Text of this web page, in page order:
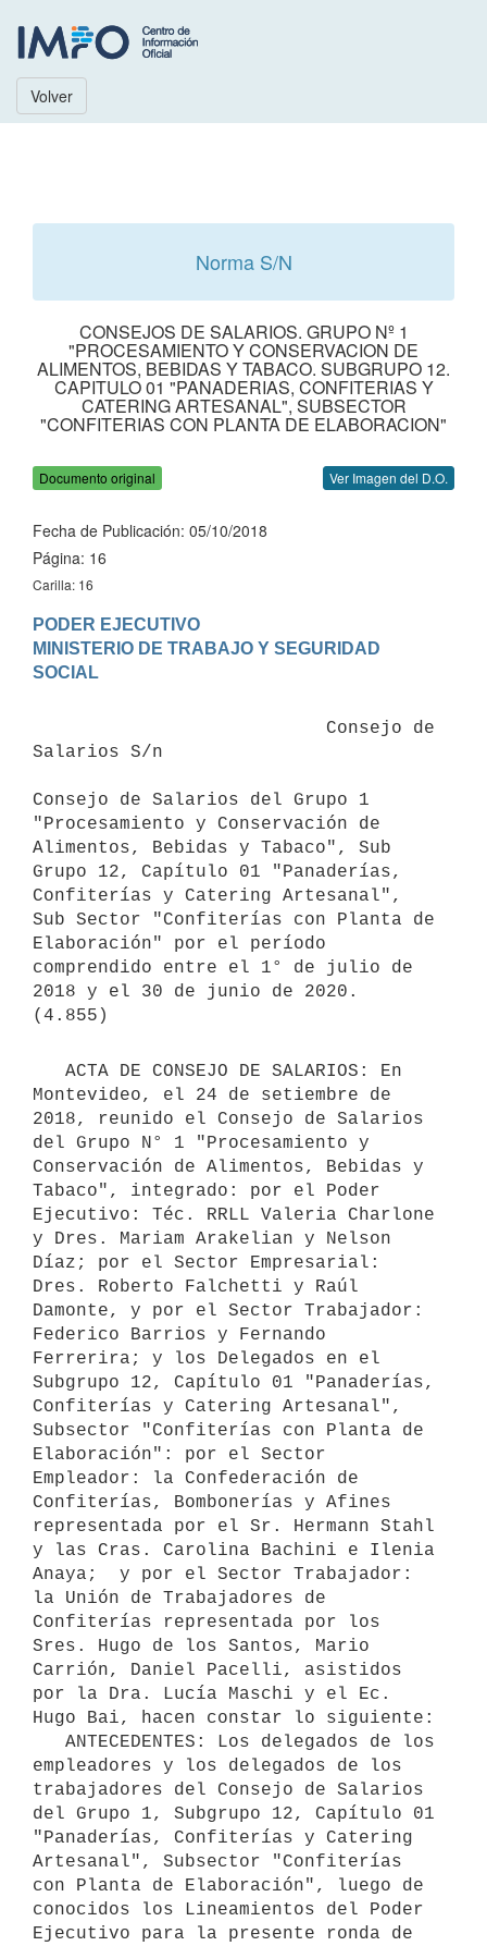
Volver
Norma S/N
CONSEJOS DE SALARIOS. GRUPO Nº 1
"PROCESAMIENTO Y CONSERVACION DE
ALIMENTOS, BEBIDAS Y TABACO. SUBGRUPO 12.
CAPITULO 01 "PANADERIAS, CONFITERIAS Y
CATERING ARTESANAL", SUBSECTOR
"CONFITERIAS CON PLANTA DE ELABORACION"
Documento original Ver Imagen del D.O.
Fecha de Publicación: 05/10/2018
Página: 16
Carilla: 16
PODER EJECUTIVO
MINISTERIO DE TRABAJO Y SEGURIDAD
Salarios S/n
Consejo de Salarios del Grupo 1
"Procesamiento y Conservación de
Alimentos, Bebidas y Tabaco", Sub
Grupo 12, Capítulo 01 "Panaderías,
Confiterías y Catering Artesanal",
Sub Sector "Confiterías con Planta de
Elaboración" por el período
comprendido entre el 1° de julio de
2018 y el 30 de junio de 2020.
Montevideo, el 24 de setiembre de
2018, reunido el Consejo de Salarios
del Grupo N° 1 "Procesamiento y
Conservación de Alimentos, Bebidas y
Tabaco", integrado: por el Poder
Ejecutivo: Téc. RRLL Valeria Charlone
y Dres. Mariam Arakelian y Nelson
Díaz; por el Sector Empresarial:
Dres. Roberto Falchetti y Raúl
Damonte, y por el Sector Trabajador:
Federico Barrios y Fernando
Ferrerira; y los Delegados en el
Subgrupo 12, Capítulo 01 "Panaderías,
Confiterías y Catering Artesanal",
Subsector "Confiterías con Planta de
Elaboración": por el Sector
Empleador: la Confederación de
Confiterías, Bombonerías y Afines
representada por el Sr. Hermann Stahl
y las Cras. Carolina Bachini e Ilenia
Anaya;  y por el Sector Trabajador:
la Unión de Trabajadores de
Confiterías representada por los
Sres. Hugo de los Santos, Mario
Carrión, Daniel Pacelli, asistidos
por la Dra. Lucía Maschi y el Ec.
Hugo Bai, hacen constar lo siguiente:
empleadores y los delegados de los
trabajadores del Consejo de Salarios
del Grupo 1, Subgrupo 12, Capítulo 01
"Panaderías, Confiterías y Catering
Artesanal", Subsector "Confiterías
con Planta de Elaboración", luego de
conocidos los Lineamientos del Poder
Ejecutivo para la presente ronda de